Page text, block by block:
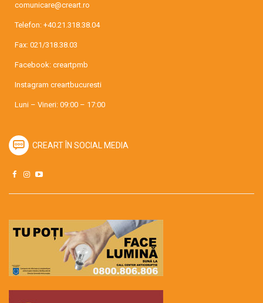
comunicare@creart.ro
Telefon: +40.21.318.38.04
Fax: 021/318.38.03
Facebook: creartpmb
Instagram creartbucuresti
Luni – Vineri: 09:00 – 17:00
CREART ÎN SOCIAL MEDIA